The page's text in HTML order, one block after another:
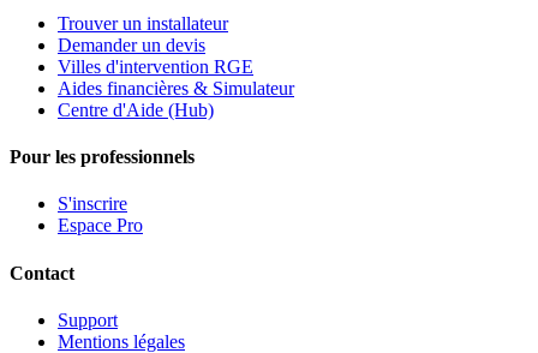
Trouver un installateur
Demander un devis
Villes d'intervention RGE
Aides financières & Simulateur
Centre d'Aide (Hub)
Pour les professionnels
S'inscrire
Espace Pro
Contact
Support
Mentions légales